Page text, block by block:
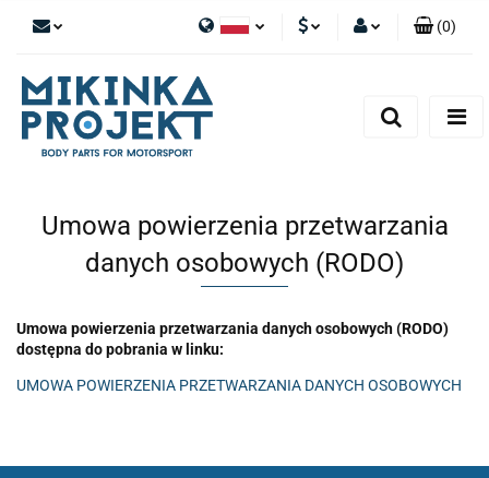
Polski
English
(0)
Umowa powierzenia przetwarzania
danych osobowych (RODO)
Umowa powierzenia przetwarzania danych osobowych (RODO)
dostępna do pobrania w linku:
UMOWA POWIERZENIA PRZETWARZANIA DANYCH OSOBOWYCH